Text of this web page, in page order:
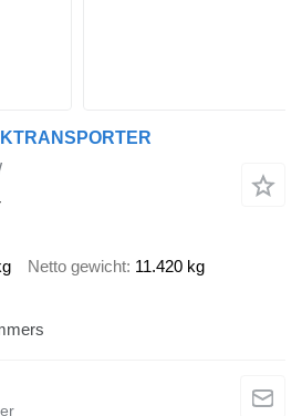
Netto gewicht 11.420 kg